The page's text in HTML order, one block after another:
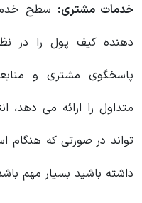
خدمات مشتری: سطح
دهنده کیف پول را در
پاسخگوی مشتری و
متداول را ارائه می دهد،
تواند در صورتی که هنگام
داشته باشید بسیار مهم